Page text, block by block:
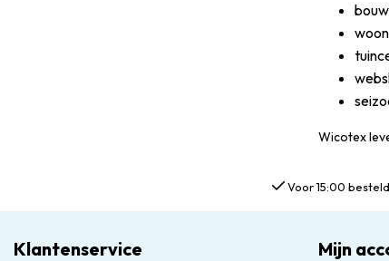
Wicotex
Voor 15:00
Klantenservice Mijn